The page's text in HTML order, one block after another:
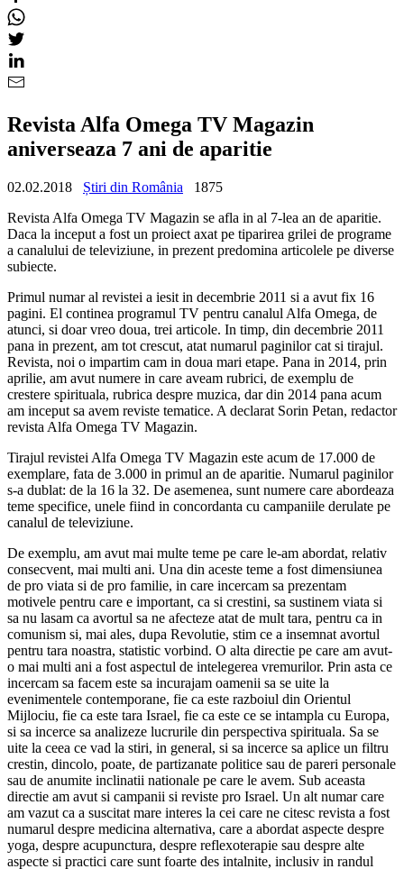
Revista Alfa Omega TV Magazin
aniverseaza 7 ani de aparitie
02.02.2018 Știri din România
1875
Revista Alfa Omega TV Magazin se afla in al 7-lea an de aparitie.
Daca la inceput a fost un proiect axat pe tiparirea grilei de programe
a canalului de televiziune, in prezent predomina articolele pe diverse
subiecte.
Primul numar al revistei a iesit in decembrie 2011 si a avut fix 16
pagini. El continea programul TV pentru canalul Alfa Omega, de
atunci, si doar vreo doua, trei articole. In timp, din decembrie 2011
pana in prezent, am tot crescut, atat numarul paginilor cat si tirajul.
Revista, noi o impartim cam in doua mari etape. Pana in 2014, prin
aprilie, am avut numere in care aveam rubrici, de exemplu de
crestere spirituala, rubrica despre muzica, dar din 2014 pana acum
am inceput sa avem reviste tematice. A declarat Sorin Petan, redactor
revista Alfa Omega TV Magazin.
Tirajul revistei Alfa Omega TV Magazin este acum de 17.000 de
exemplare, fata de 3.000 in primul an de aparitie. Numarul paginilor
s-a dublat: de la 16 la 32. De asemenea, sunt numere care abordeaza
teme specifice, unele fiind in concordanta cu campaniile derulate pe
canalul de televiziune.
De exemplu, am avut mai multe teme pe care le-am abordat, relativ
consecvent, mai multi ani. Una din aceste teme a fost dimensiunea
de pro viata si de pro familie, in care incercam sa prezentam
motivele pentru care e important, ca si crestini, sa sustinem viata si
sa nu lasam ca avortul sa ne afecteze atat de mult tara, pentru ca in
comunism si, mai ales, dupa Revolutie, stim ce a insemnat avortul
pentru tara noastra, statistic vorbind. O alta directie pe care am avut-
o mai multi ani a fost aspectul de intelegerea vremurilor. Prin asta ce
incercam sa facem este sa incurajam oamenii sa se uite la
evenimentele contemporane, fie ca este razboiul din Orientul
Mijlociu, fie ca este tara Israel, fie ca este ce se intampla cu Europa,
si sa incerce sa analizeze lucrurile din perspectiva spirituala. Sa se
uite la ceea ce vad la stiri, in general, si sa incerce sa aplice un filtru
crestin, dincolo, poate, de partizanate politice sau de pareri personale
sau de anumite inclinatii nationale pe care le avem. Sub aceasta
directie am avut si campanii si reviste pro Israel. Un alt numar care
am vazut ca a suscitat mare interes la cei care ne citesc revista a fost
numarul despre medicina alternativa, care a abordat aspecte despre
yoga, despre acupunctura, despre reflexoterapie sau despre alte
aspecte si practici care sunt foarte des intalnite, inclusiv in randul